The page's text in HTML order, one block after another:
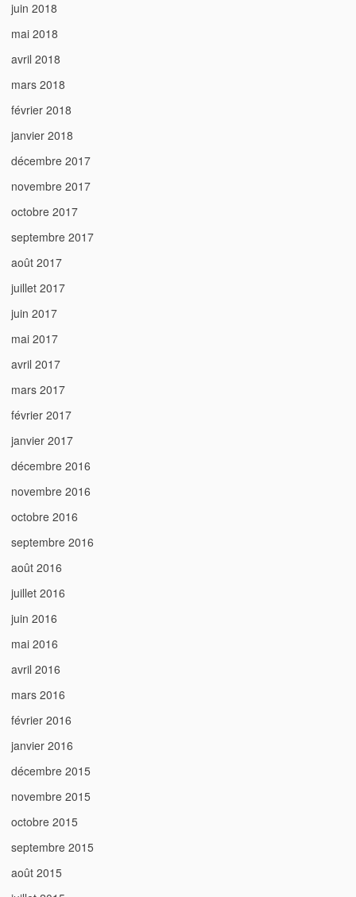
juin 2018
mai 2018
avril 2018
mars 2018
février 2018
janvier 2018
décembre 2017
novembre 2017
octobre 2017
septembre 2017
août 2017
juillet 2017
juin 2017
mai 2017
avril 2017
mars 2017
février 2017
janvier 2017
décembre 2016
novembre 2016
octobre 2016
septembre 2016
août 2016
juillet 2016
juin 2016
mai 2016
avril 2016
mars 2016
février 2016
janvier 2016
décembre 2015
novembre 2015
octobre 2015
septembre 2015
août 2015